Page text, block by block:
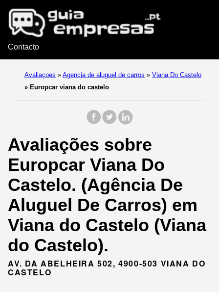
Contacto
Avaliaçoes » Agencia de aluguel de carros » Viana Do Castelo
» Europcar viana do castelo
Avaliações sobre
Europcar Viana Do
Castelo. (Agência De
Aluguel De Carros) em
Viana do Castelo (Viana
do Castelo).
AV. DA ABELHEIRA 502, 4900-503 VIANA DO
CASTELO